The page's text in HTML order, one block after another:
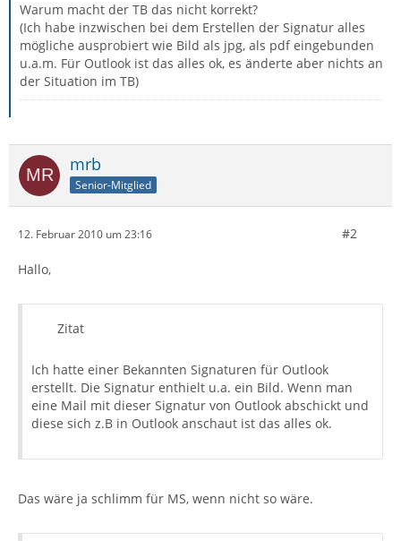
Warum macht der TB das nicht korrekt?
(Ich habe inzwischen bei dem Erstellen der Signatur alles
mögliche ausprobiert wie Bild als jpg, als pdf eingebunden
u.a.m. Für Outlook ist das alles ok, es änderte aber nichts an
der Situation im TB)
mrb
Senior-Mitglied
12. Februar 2010 um 23:16 #2
Hallo,
Zitat
Ich hatte einer Bekannten Signaturen für Outlook
erstellt. Die Signatur enthielt u.a. ein Bild. Wenn man
eine Mail mit dieser Signatur von Outlook abschickt und
diese sich z.B in Outlook anschaut ist das alles ok.
Das wäre ja schlimm für MS, wenn nicht so wäre.